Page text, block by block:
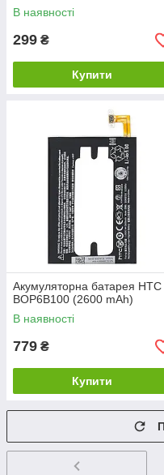
В наявності
299 ₴
Купити
Акумуляторна батарея HTC
BOP6B100 (2600 mAh)
В наявності
779 ₴
Купити